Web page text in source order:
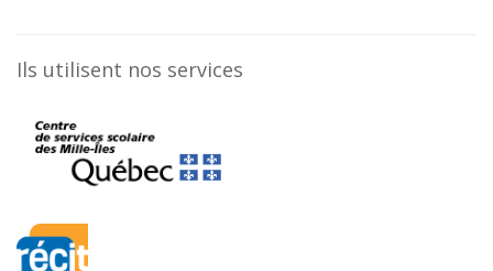
Ils utilisent nos services